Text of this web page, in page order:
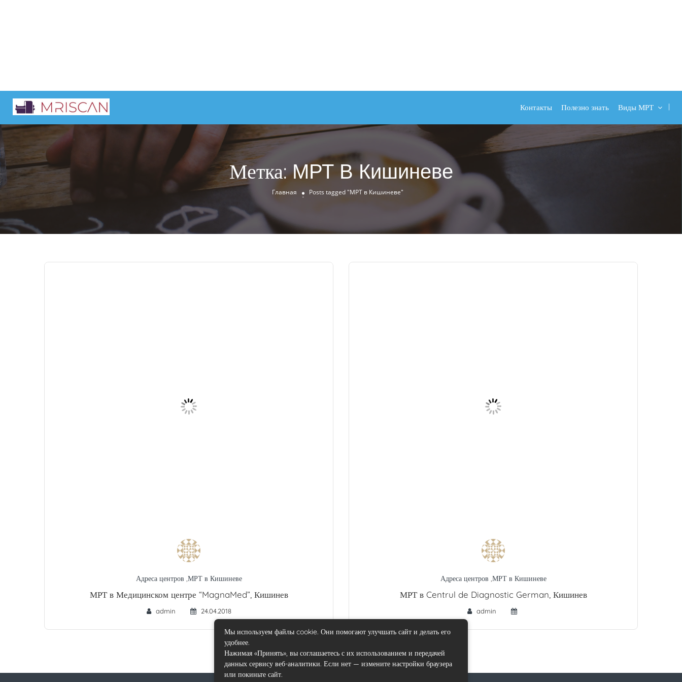
Контакты Полезно знать Виды МРТ
Метка:МРТ В Кишиневе
Главная Posts tagged "МРТ в Кишиневе"
Адреса центров ,МРТ в Кишиневе
МРТ в Медицинском центре “MagnaMed”, Кишинев
admin 24.04.2018
Адреса центров ,МРТ в Кишиневе
МРТ в Centrul de Diagnostic German, Кишинев
admin
Мы используем файлы cookie. Они помогают улучшать сайт и делать его
удобнее.
Нажимая «Принять», вы соглашаетесь с их использованием и передачей
данных сервису веб-аналитики. Если нет — измените настройки браузера
или покиньте сайт.